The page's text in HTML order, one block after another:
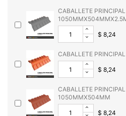
CABALLETE
$ 8,24
CABALLETE
$ 8,24
CABALLETE
1050MMX504MM
$ 8,24